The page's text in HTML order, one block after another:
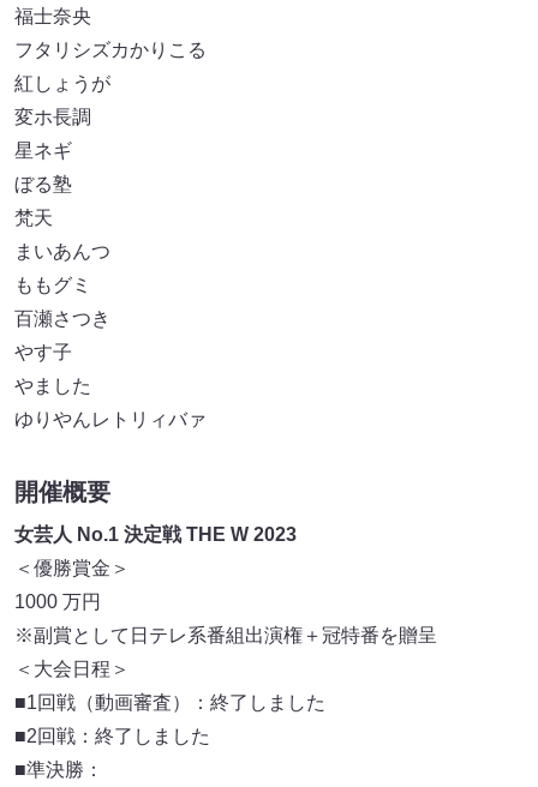
福士奈央
フタリシズカかりこる
紅しょうが
変ホ長調
星ネギ
ぼる塾
梵天
まいあんつ
ももグミ
百瀬さつき
やす子
やました
ゆりやんレトリィバァ
開催概要
女芸人 No.1 決定戦 THE W 2023
＜優勝賞金＞
1000 万円
※副賞として日テレ系番組出演権＋冠特番を贈呈
＜大会日程＞
■1回戦（動画審査）：終了しました
■2回戦：終了しました
■準決勝：